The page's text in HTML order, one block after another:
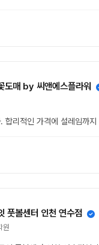
도매 by 씨앤에스플라워
합리적인 가격에 설레임까지
풋볼센터 인천 연수점
원